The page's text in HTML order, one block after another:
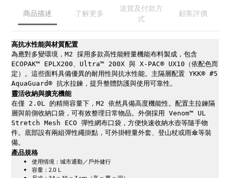
商品描述 了解更多
送貨及付款方
式
顧客評價
高抗水性能與材質配置
為應對多變環境，M2 採用多款高性能輕量機能布料製成，包含
ECOPAK™ EPLX200、Ultra™ 200X 與 X-PAC® UX10（依配色而
定）。這些面料具備優異的耐用性與抗水性能。主隔層配置 YKK® #5
AquaGuard® 抗水拉鍊，提升整體防護與使用可靠性。
靈活收納與擴充機能
在僅 2.0L 的精簡容量下，M2 依然具備高度機能性。配置主拉鍊隔
層與前側收納口袋，可有效整理日常物品。外側採用 Venom™ UL
Stretch Mesh ECO 彈性網布口袋，方便快速收納水壺等隨手物
件。底部設有兩組彈性繩掛點，可外掛輕量外套、登山杖或雨傘等裝
備。
產品規格
使用情境：城市通勤／戶外健行
容量：2.0 L